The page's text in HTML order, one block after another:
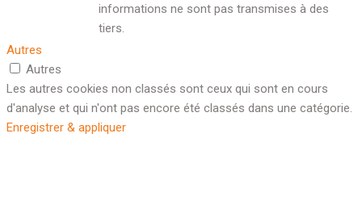
informations ne sont pas transmises à des
tiers.
Autres
Autres
Les autres cookies non classés sont ceux qui sont en cours
d'analyse et qui n'ont pas encore été classés dans une catégorie.
Enregistrer & appliquer